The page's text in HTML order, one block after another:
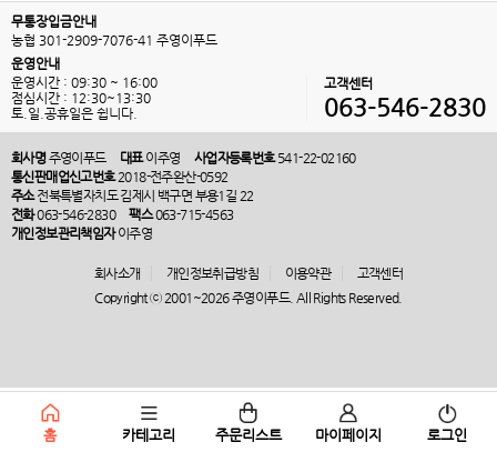
홈 카테고리 주문리스트 마이페이지 로그인
무통장입금안내
농협 301-2909-7076-41 주영이푸드
운영안내
운영시간 : 09:30 ~ 16:00
점심시간 : 12:30~13:30
토.일.공휴일은 쉽니다.
고객센터
063-546-2830
회사명주영이푸드 대표이주영 사업자등록번호541-22-02160
통신판매업신고번호2018-전주완산-0592
주소전북특별자치도 김제시 백구면 부용1길 22
전화063-546-2830 팩스063-715-4563
개인정보관리책임자이주영
회사소개 개인정보취급방침 이용약관
고객센터
Copyright ⓒ 2001~2026 주영이푸드. All Rights Reserved.